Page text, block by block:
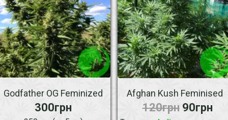
Godfather OG Feminized
300грн
Afghan Kush Feminised
120грн 90грн